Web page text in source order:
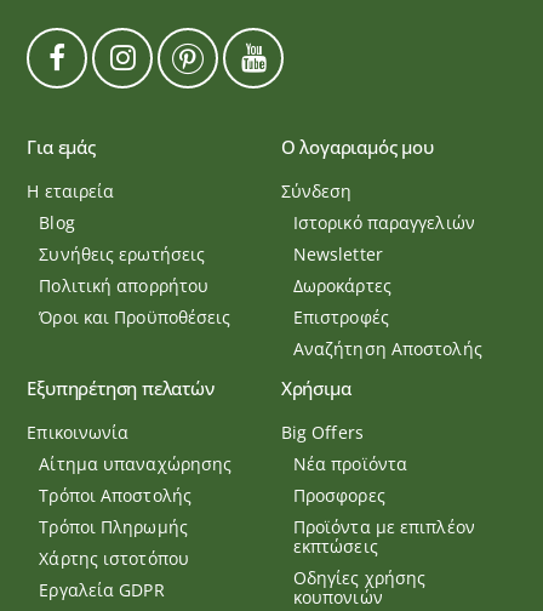
Για εμάς
Η εταιρεία
Blog
Συνήθεις ερωτήσεις
Πολιτική απορρήτου
Όροι και Προϋποθέσεις
Ο λογαριαμός μου
Σύνδεση
Ιστορικό παραγγελιών
Newsletter
Δωροκάρτες
Επιστροφές
Αναζήτηση Αποστολής
Εξυπηρέτηση πελατών
Επικοινωνία
Αίτημα υπαναχώρησης
Τρόποι Αποστολής
Τρόποι Πληρωμής
Χάρτης ιστοτόπου
Εργαλεία GDPR
Χρήσιμα
Big Offers
Νέα προϊόντα
Προσφορες
Προϊόντα με επιπλέον
εκπτώσεις
Οδηγίες χρήσης
κουπονιών